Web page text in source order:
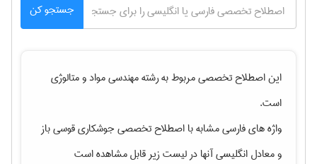
جستجو کن
این اصطلاح تخصصی مربوط به رشتهمهندسی مواد و متالوژی
است.
واژه های فارسی مشابه با اصطلاح تخصصیجوشکاری قوسی باز
و معادل انگلیسی آنها در لیست زیر قابل مشاهده است